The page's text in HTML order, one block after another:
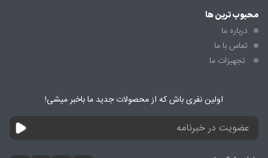
محبوب ترین ها
درباره ما
تماس با ما
تجهیزات ما
اولین نفری باش که از محصولات جدید ما باخبر میشی!